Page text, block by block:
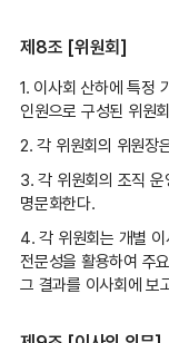
제8조 [위원회]
1. 이사회 산하에 특정
인원으로 구성된 위원
2. 각 위원회의 위원장
3. 각 위원회의 조직
명문화한다.
4. 각 위원회는 개별 이
전문성을 활용하여 주
그 결과를 이사회에 보